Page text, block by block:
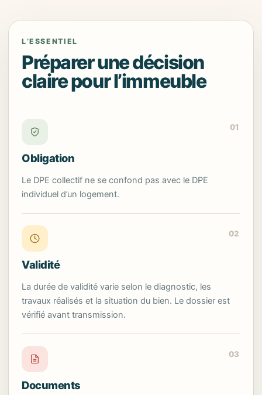
L’ESSENTIEL
Préparer une décision
claire pour l’immeuble
01
Obligation
Le DPE collectif ne se confond pas avec le DPE
individuel d’un logement.
02
Validité
La durée de validité varie selon le diagnostic, les
travaux réalisés et la situation du bien. Le dossier est
vérifié avant transmission.
03
Documents